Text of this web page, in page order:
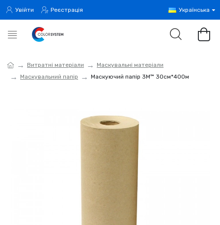
Увійти Реєстрація Українська
Витратні матеріали
Маскувальні матеріали
Маскувальний папір
Маскуючий папір 3M™ 30см*400м